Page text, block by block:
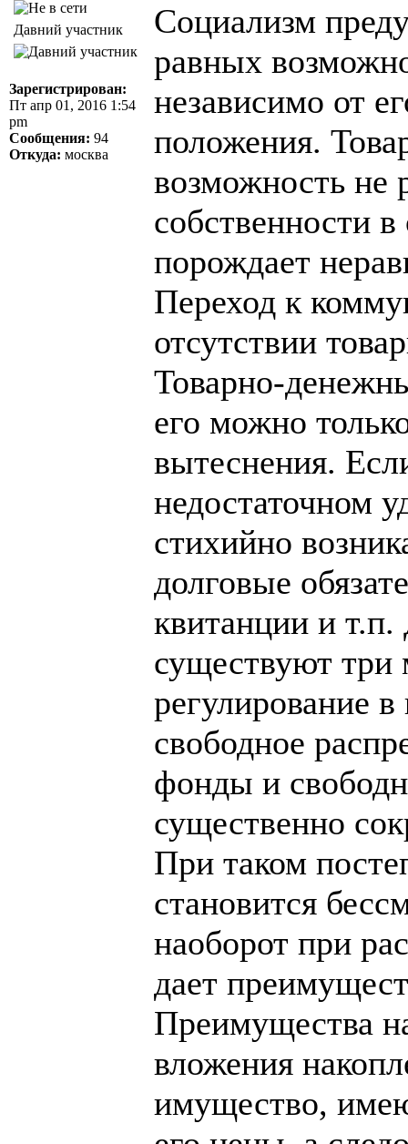
Давний участник
Зарегистрирован:
Пт апр 01, 2016 1:54
pm
Сообщения: 94
Откуда: москва
Социализм
равных
независимо от
положения.
возможность не
собственности
порождает
Переход к
отсутствии
Товарно-
его можно
вытеснения.
недостаточном
стихийно
долговые
квитанции и
существуют три
регулирование
свободное
фонды и
существенно
При таком
становится
наоборот при
дает
Преимущества
вложения
имущество,